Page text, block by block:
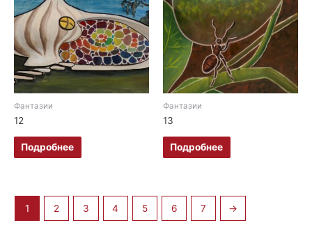
Фантазии
12
Подробнее
Фантазии
13
Подробнее
1 2 3 4 5 6 7 →